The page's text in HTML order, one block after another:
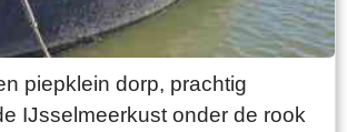
piepklein dorp, prachtig
IJsselmeerkust onder de rook